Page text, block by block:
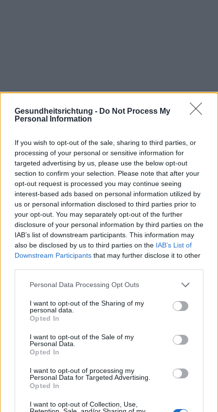
Gesundheitsrichtung - Do Not Process My
Personal Information
If you wish to opt-out of the sale, sharing to third parties, or
processing of your personal or sensitive information for
targeted advertising by us, please use the below opt-out
section to confirm your selection. Please note that after your
opt-out request is processed you may continue seeing
interest-based ads based on personal information utilized by
us or personal information disclosed to third parties prior to
your opt-out. You may separately opt-out of the further
disclosure of your personal information by third parties on the
IAB’s list of downstream participants. This information may
also be disclosed by us to third parties on the IAB’s List of
Downstream Participants that may further disclose it to other
Please note that this website/app uses one or more Google
not limited to your visit or usage behaviour. You may click to
grant or deny consent to Google and its third-party tags to
use your data for below specified purposes in below Google
consent section.
Personal Data Processing Opt Outs
I want to opt-out of the Sharing of my
personal data.
Opted In
I want to opt-out of the Sale of my
Personal Data.
Opted In
I want to opt-out of processing my
Personal Data for Targeted Advertising.
Opted In
I want to opt-out of Collection, Use,
Interessant? Teilen sie es auf Facebook!
Möchten Sie auf dem Laufenden bleiben?
Folgen Sie uns auf
Google
News
ZUGEHÖRIG
Themen Auswirkungen von bluthochdruck
Bluthochdruck Bluthochdruck-behandlung
Prävention von arteriellem bluthochdruck
Symptome von bluthochdruck
Ursachen für hohen blutdruck
Sehen Sie es auch auf español français
Bildungs- und Informationszwecken. Der Herausgeber und die